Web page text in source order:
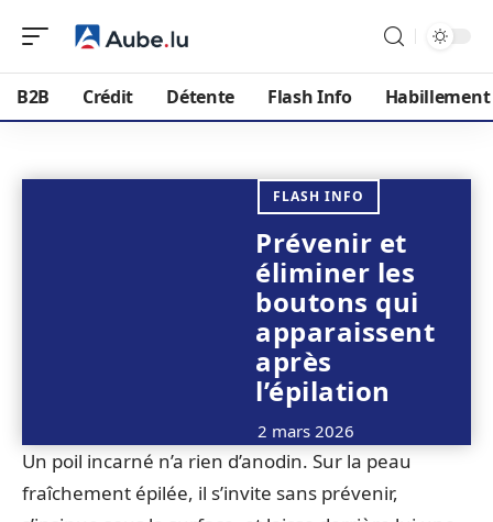
B2B Crédit Détente Flash Info Habillement
FLASH INFO
Prévenir et
éliminer les
boutons qui
apparaissent
après
l’épilation
2 mars 2026
Un poil incarné n’a rien d’anodin. Sur la peau
fraîchement épilée, il s’invite sans prévenir,